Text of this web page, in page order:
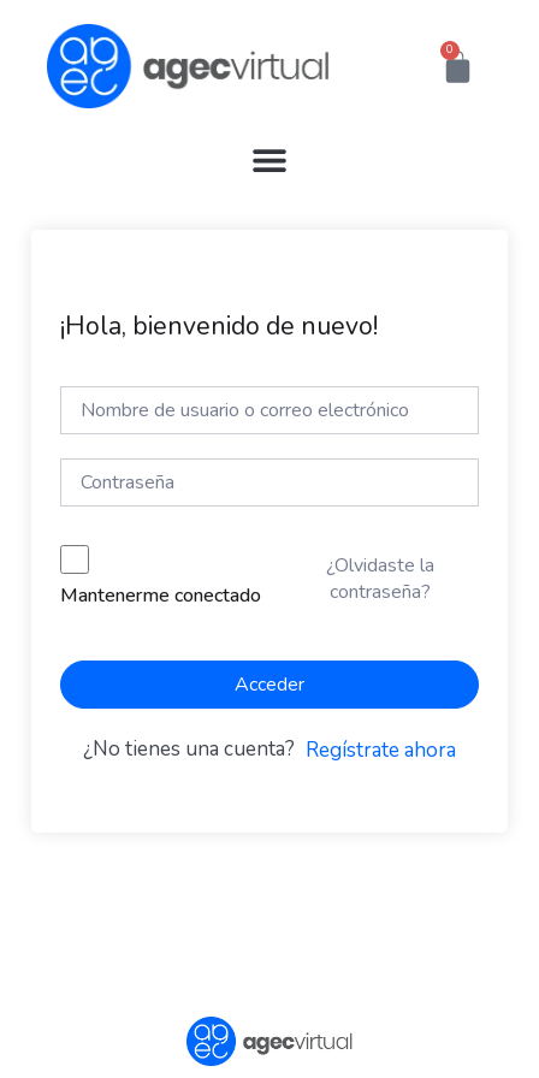
contenido
0
Cart
¡Hola, bienvenido de nuevo!
Mantenerme conectado
¿Olvidaste la
contraseña?
Acceder
¿No tienes una cuenta? Regístrate ahora